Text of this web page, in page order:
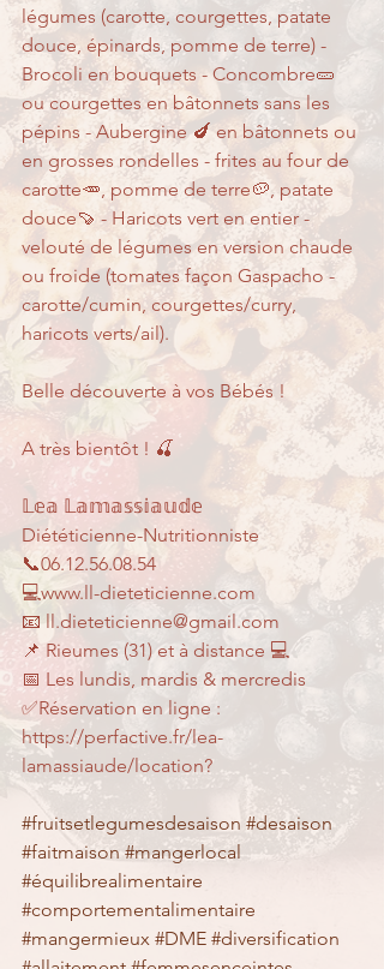
légumes (carotte, courgettes, patate
douce, épinards, pomme de terre) -
Brocoli en bouquets - Concombre🥒
ou courgettes en bâtonnets sans les
pépins - Aubergine 🍆 en bâtonnets ou
en grosses rondelles - frites au four de
carotte🥕, pomme de terre🥔, patate
douce🍠 - Haricots vert en entier -
velouté de légumes en version chaude
ou froide (tomates façon Gaspacho -
carotte/cumin, courgettes/curry,
haricots verts/ail).
Belle découverte à vos Bébés !
A très bientôt ! 🍒
𝕃𝕖𝕒 𝕃𝕒𝕞𝕒𝕤𝕤𝕚𝕒𝕦𝕕𝕖
Diététicienne-Nutritionniste
📞06.12.56.08.54
💻www.ll-dieteticienne.com
📧 ll.dieteticienne@gmail.com
📌 Rieumes (31) et à distance 💻
📅 Les lundis, mardis & mercredis
✅Réservation en ligne :
https://perfactive.fr/lea-
lamassiaude/location?
#fruitsetlegumesdesaison #desaison
#faitmaison #mangerlocal
#équilibrealimentaire
#comportementalimentaire
#mangermieux #DME #diversification